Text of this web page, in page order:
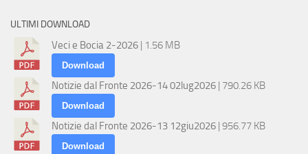
ULTIMI DOWNLOAD
Veci e Bocia 2-2026 | 1.56 MB
Download
Notizie dal Fronte 2026-14 02lug2026 | 790.26 KB
Download
Notizie dal Fronte 2026-13 12giu2026 | 956.77 KB
Download